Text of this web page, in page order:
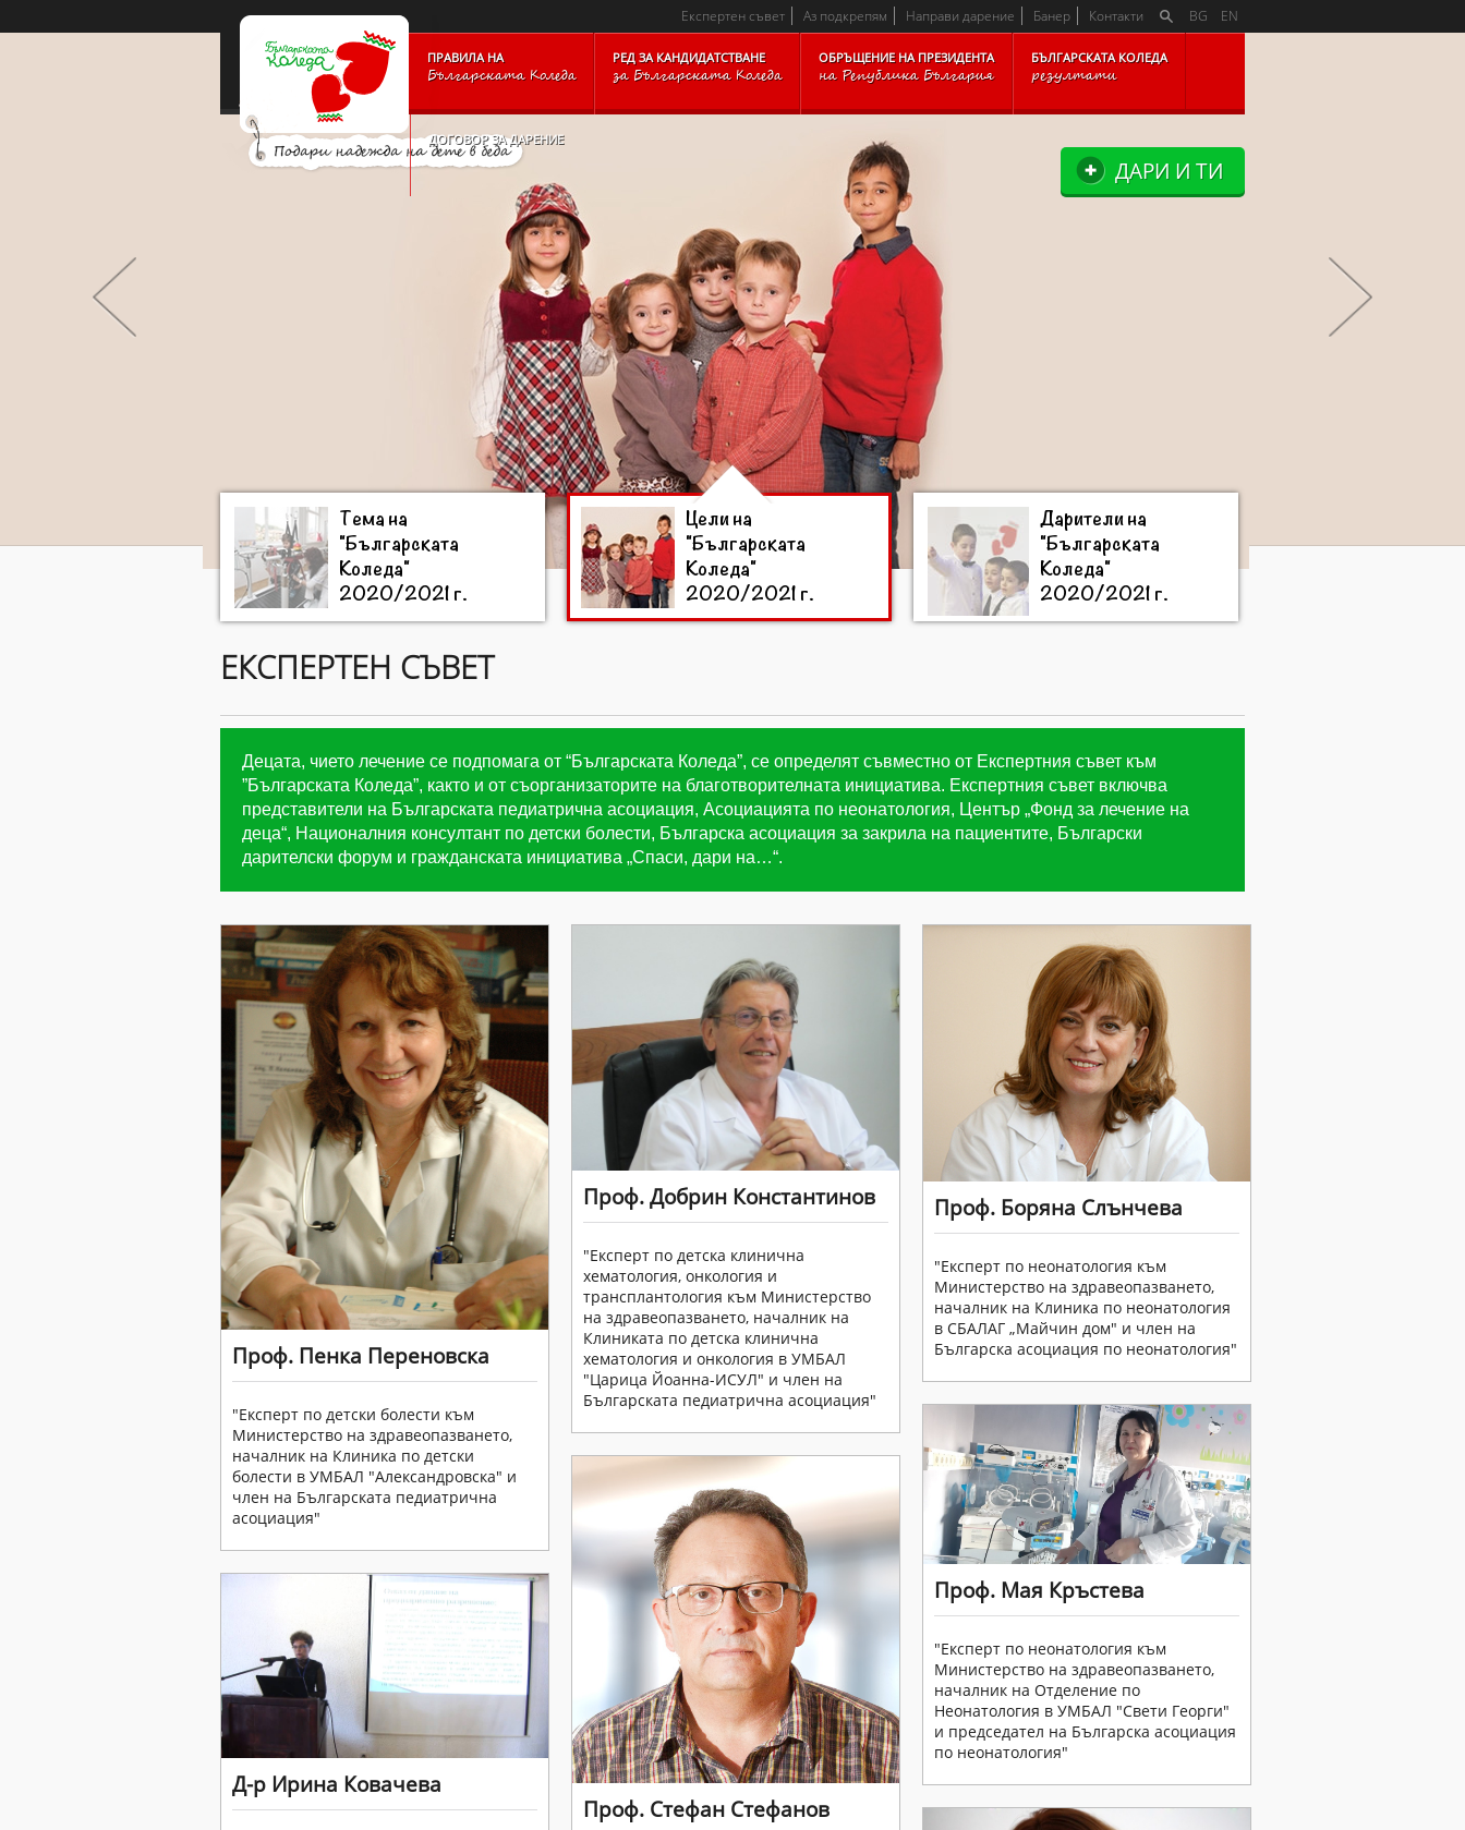
PAYMENT_LOGOSSLIDE_PANELSITE_LOGOSUPPORTERS_BLOCKARCHIVE_BLOCKFOOTER_TEXTTOP_IMAGESITEMAP_BLOCK BG EN
Експертен съвет Аз подкрепям Направи дарение Банер Контакти
ПРАВИЛА НА
Българската Коледа
РЕД ЗА КАНДИДАТСТВАНЕ
за Българската Коледа
ОБРЪЩЕНИЕ НА ПРЕЗИДЕНТА
на Република България
БЪЛГАРСКАТА КОЛЕДА
резултати
ДОГОВОР ЗА ДАРЕНИЕ
ДАРИ И ТИ
Тема на
"Българската
Коледа"
2020/2021 г.
Цели на
"Българската
Коледа"
2020/2021 г.
Дарители на
"Българската
Коледа"
2020/2021 г.
ЕКСПЕРТЕН СЪВЕТ
Децата, чието лечение се подпомага от “Българската Коледа”, се определят съвместно от Експертния съвет към
”Българската Коледа”, както и от съорганизаторите на благотворителната инициатива. Експертния съвет включва
представители на Българската педиатрична асоциация, Асоциацията по неонатология, Център „Фонд за лечение на
деца“, Националния консултант по детски болести, Българска асоциация за закрила на пациентите, Български
дарителски форум и гражданската инициатива „Спаси, дари на…“.
Проф. Пенка Переновска
"Експерт по детски болести към
Министерство на здравеопазването,
началник на Клиника по детски
болести в УМБАЛ "Александровска" и
член на Българската педиатрична
асоциация"
Проф. Добрин Константинов
"Експерт по детска клинична
хематология, онкология и
трансплантология към Министерство
на здравеопазването, началник на
Клиниката по детска клинична
хематология и онкология в УМБАЛ
"Царица Йоанна-ИСУЛ" и член на
Българската педиатрична асоциация"
Проф. Боряна Слънчева
"Експерт по неонатология към
Министерство на здравеопазването,
началник на Клиника по неонатология
в СБАЛАГ „Майчин дом" и член на
Българска асоциация по неонатология"
Проф. Мая Кръстева
"Експерт по неонатология към
Министерство на здравеопазването,
началник на Отделение по
Неонатология в УМБАЛ "Свети Георги"
и председател на Българска асоциация
по неонатология"
Проф. Стефан Стефанов
Д-р Ирина Ковачева